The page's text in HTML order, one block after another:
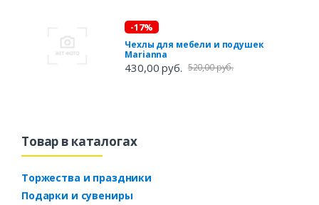
-17%
Чехлы для мебели и подушек
Marianna
430,00 руб. 520,00 руб.
Товар в каталогах
Торжества и праздники
Подарки и сувениры